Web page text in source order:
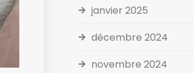
janvier 2025
décembre 2024
novembre 2024